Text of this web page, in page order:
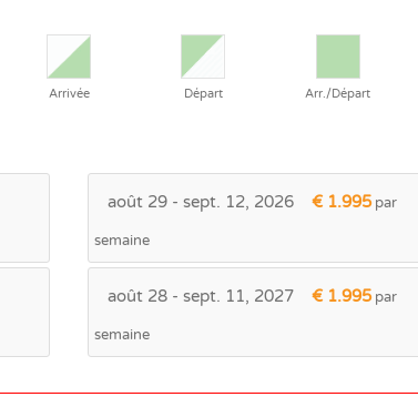
Arrivée Départ Arr./Départ
août 29 - sept. 12, 2026 € 1.995par
semaine
août 28 - sept. 11, 2027 € 1.995par
semaine